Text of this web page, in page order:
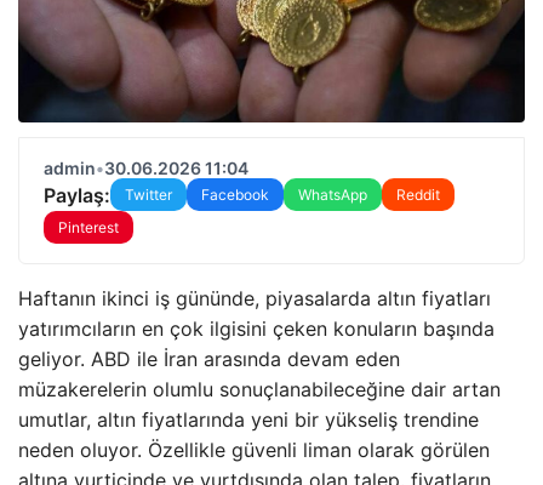
admin•30.06.2026 11:04
Paylaş: Twitter Facebook WhatsApp
Reddit
Pinterest
Haftanın ikinci iş gününde, piyasalarda altın fiyatları
yatırımcıların en çok ilgisini çeken konuların başında
geliyor. ABD ile İran arasında devam eden
müzakerelerin olumlu sonuçlanabileceğine dair artan
umutlar, altın fiyatlarında yeni bir yükseliş trendine
neden oluyor. Özellikle güvenli liman olarak görülen
altına yurtiçinde ve yurtdışında olan talep, fiyatların